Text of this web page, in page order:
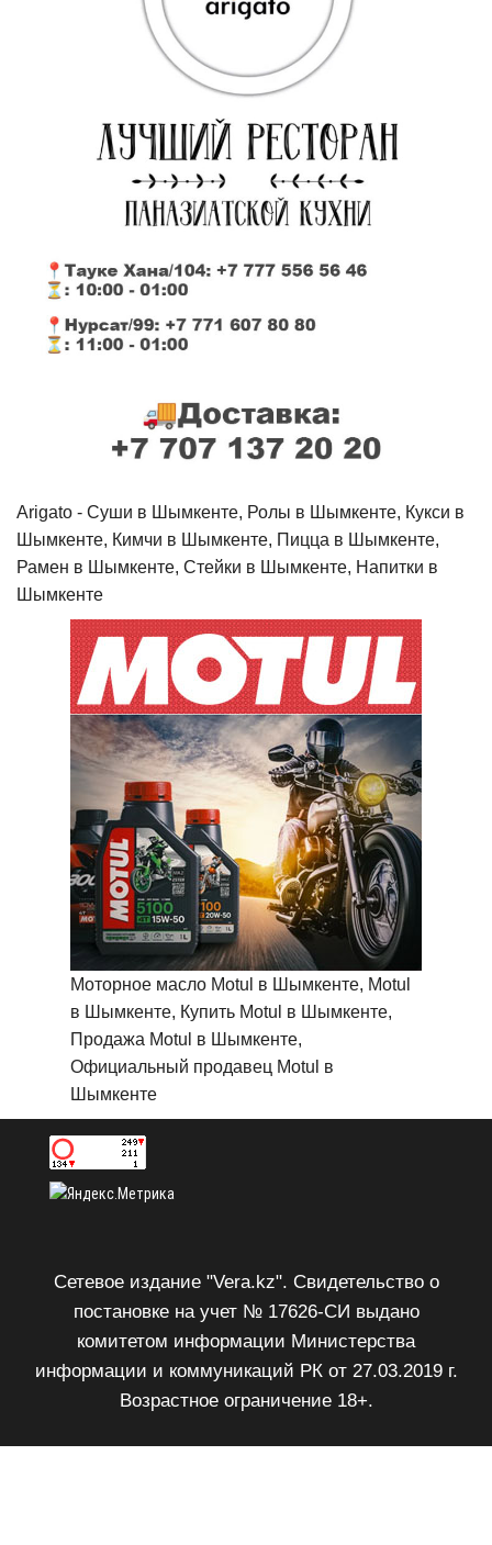
Arigato - Cуши в Шымкенте, Ролы в Шымкенте, Кукси в
Шымкенте, Кимчи в Шымкенте, Пицца в Шымкенте,
Рамен в Шымкенте, Стейки в Шымкенте, Напитки в
Шымкенте
Моторное масло Motul в Шымкенте, Motul
в Шымкенте, Купить Motul в Шымкенте,
Продажа Motul в Шымкенте,
Официальный продавец Motul в
Шымкенте
Сетевое издание "Vera.kz". Свидетельство о
постановке на учет № 17626-СИ выдано
комитетом информации Министерства
информации и коммуникаций РК от 27.03.2019 г.
Возрастное ограничение 18+.